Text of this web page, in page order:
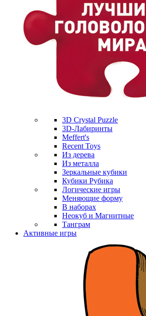
3D Crystal Puzzle
3D-Лабиринты
Meffert's
Recent Toys
Из дерева
Из металла
Зеркальные кубики
Кубики Рубика
Логические игры
Меняющие форму
В наборах
Неокуб и Магнитные
Танграм
Активные игры